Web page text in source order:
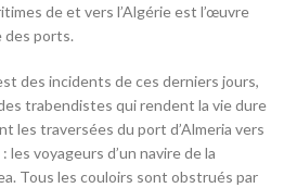
de et vers l’Algérie est l’œuvre
des ports.
des incidents de ces derniers jours,
trabendistes qui rendent la vie dure
les traversées du port d’Almeria vers
les voyageurs d’un navire de la
Tous les couloirs sont obstrués par